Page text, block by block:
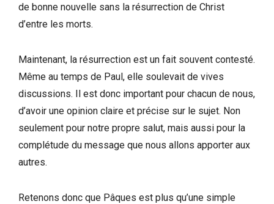
de bonne nouvelle sans la résurrection de Christ
d’entre les morts.
Maintenant, la résurrection est un fait souvent contesté.
Même au temps de Paul, elle soulevait de vives
discussions. Il est donc important pour chacun de nous,
d’avoir une opinion claire et précise sur le sujet. Non
seulement pour notre propre salut, mais aussi pour la
complétude du message que nous allons apporter aux
autres.
Retenons donc que Pâques est plus qu’une simple